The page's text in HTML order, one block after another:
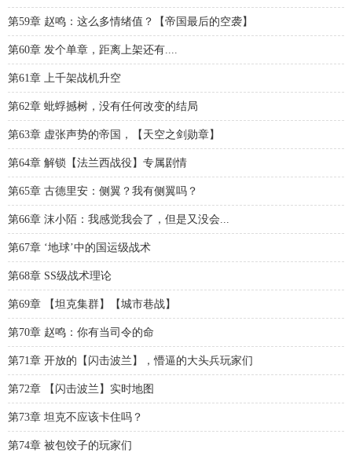
第59章 赵鸣：这么多情绪值？【帝国最后的空袭】
第60章 发个单章，距离上架还有....
第61章 上千架战机升空
第62章 蚍蜉撼树，没有任何改变的结局
第63章 虚张声势的帝国，【天空之剑勋章】
第64章 解锁【法兰西战役】专属剧情
第65章 古德里安：侧翼？我有侧翼吗？
第66章 沫小陌：我感觉我会了，但是又没会...
第67章 ‘地球’中的国运级战术
第68章 SS级战术理论
第69章 【坦克集群】【城市巷战】
第70章 赵鸣：你有当司令的命
第71章 开放的【闪击波兰】，懵逼的大头兵玩家们
第72章 【闪击波兰】实时地图
第73章 坦克不应该卡住吗？
第74章 被包饺子的玩家们